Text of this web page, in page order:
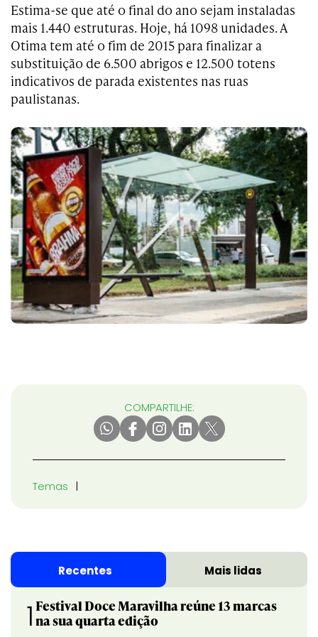
Estima-se que até o final do ano sejam instaladas
mais 1.440 estruturas. Hoje, há 1098 unidades. A
Otima tem até o fim de 2015 para finalizar a
substituição de 6.500 abrigos e 12.500 totens
indicativos de parada existentes nas ruas
paulistanas.
COMPARTILHE:
Temas
Recentes Mais lidas
1 Festival Doce Maravilha reúne 13 marcas
na sua quarta edição